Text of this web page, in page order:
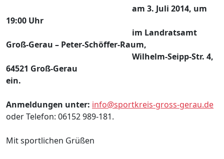
am 3. Juli 2014, um
19:00 Uhr
im Landratsamt
Groß-Gerau – Peter-Schöffer-Raum,
Wilhelm-Seipp-Str. 4,
64521 Groß-Gerau
ein.
Anmeldungen unter: info@sportkreis-gross-gerau.de
oder Telefon: 06152 989-181.
Mit sportlichen Grüßen